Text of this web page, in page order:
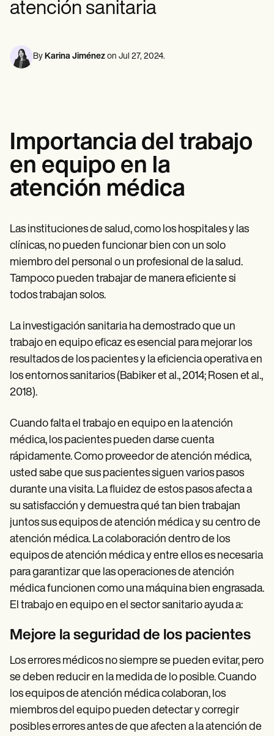
Profesionales de la Salud Mental
Trabajo Social
Psicología
Enfermeras/os
Comparación
Guías de la app
Plantillas
Procedure Codes
Treatment Plan Template
Social Work Treatment Plans
DAR Note Template
Patient Visit Summary Template
Help Center
Demos
Webinars
Become a Partner
Pricing
Why Carepatron?
Get started
Insurance claims
Speech therapists
Life coaches
atención sanitaria
By Karina Jiménez on Jul 27, 2024.
Importancia del trabajo
en equipo en la
atención médica
Las instituciones de salud, como los hospitales y las
clínicas, no pueden funcionar bien con un solo
miembro del personal o un profesional de la salud.
Tampoco pueden trabajar de manera eficiente si
todos trabajan solos.
La investigación sanitaria ha demostrado que un
trabajo en equipo eficaz es esencial para mejorar los
resultados de los pacientes y la eficiencia operativa en
los entornos sanitarios (Babiker et al., 2014; Rosen et al.,
2018).
Cuando falta el trabajo en equipo en la atención
médica, los pacientes pueden darse cuenta
rápidamente. Como proveedor de atención médica,
usted sabe que sus pacientes siguen varios pasos
durante una visita. La fluidez de estos pasos afecta a
su satisfacción y demuestra qué tan bien trabajan
juntos sus equipos de atención médica y su centro de
atención médica. La colaboración dentro de los
equipos de atención médica y entre ellos es necesaria
para garantizar que las operaciones de atención
médica funcionen como una máquina bien engrasada.
El trabajo en equipo en el sector sanitario ayuda a:
Mejore la seguridad de los pacientes
Los errores médicos no siempre se pueden evitar, pero
se deben reducir en la medida de lo posible. Cuando
los equipos de atención médica colaboran, los
miembros del equipo pueden detectar y corregir
posibles errores antes de que afecten a la atención de